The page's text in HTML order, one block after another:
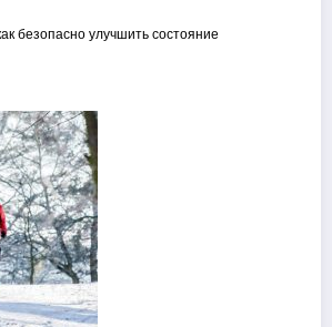
безопасно улучшить состояние